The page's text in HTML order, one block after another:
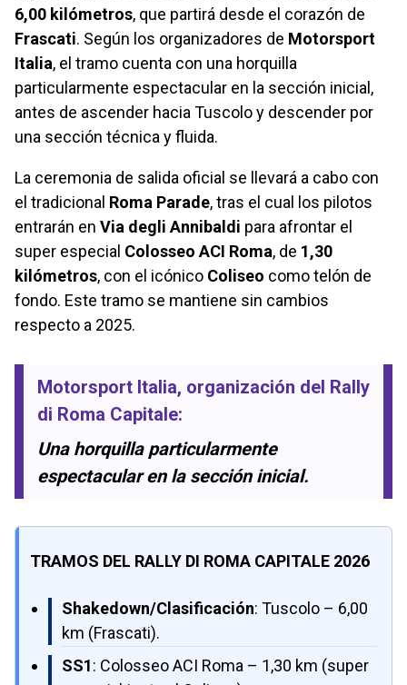
6,00 kilómetros, que partirá desde el corazón de
Frascati. Según los organizadores de Motorsport
Italia, el tramo cuenta con una horquilla
particularmente espectacular en la sección inicial,
antes de ascender hacia Tuscolo y descender por
una sección técnica y fluida.
La ceremonia de salida oficial se llevará a cabo con
el tradicional Roma Parade, tras el cual los pilotos
entrarán en Via degli Annibaldi para afrontar el
super especial Colosseo ACI Roma, de 1,30
kilómetros, con el icónico Coliseo como telón de
fondo. Este tramo se mantiene sin cambios
respecto a 2025.
Motorsport Italia, organización del Rally
di Roma Capitale:
Una horquilla particularmente
espectacular en la sección inicial.
TRAMOS DEL RALLY DI ROMA CAPITALE 2026
Shakedown/Clasificación: Tuscolo – 6,00
km (Frascati).
SS1: Colosseo ACI Roma – 1,30 km (super